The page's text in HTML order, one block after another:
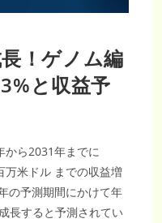
！ゲノム編
と収益予
から2031年までに
万米ドル までの収益増
の予測期間にかけて年
長すると予測されてい